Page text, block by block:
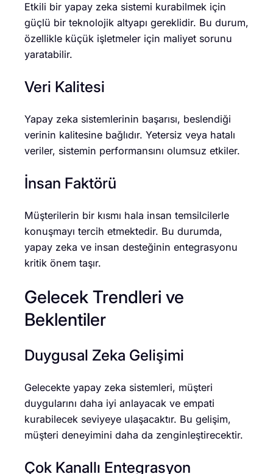
Etkili bir yapay zeka sistemi kurabilmek için
güçlü bir teknolojik altyapı gereklidir. Bu durum,
özellikle küçük işletmeler için maliyet sorunu
yaratabilir.
Veri Kalitesi
Yapay zeka sistemlerinin başarısı, beslendiği
verinin kalitesine bağlıdır. Yetersiz veya hatalı
veriler, sistemin performansını olumsuz etkiler.
İnsan Faktörü
Müşterilerin bir kısmı hala insan temsilcilerle
konuşmayı tercih etmektedir. Bu durumda,
yapay zeka ve insan desteğinin entegrasyonu
kritik önem taşır.
Gelecek Trendleri ve
Beklentiler
Duygusal Zeka Gelişimi
Gelecekte yapay zeka sistemleri, müşteri
duygularını daha iyi anlayacak ve empati
kurabilecek seviyeye ulaşacaktır. Bu gelişim,
müşteri deneyimini daha da zenginleştirecektir.
Çok Kanallı Entegrasyon